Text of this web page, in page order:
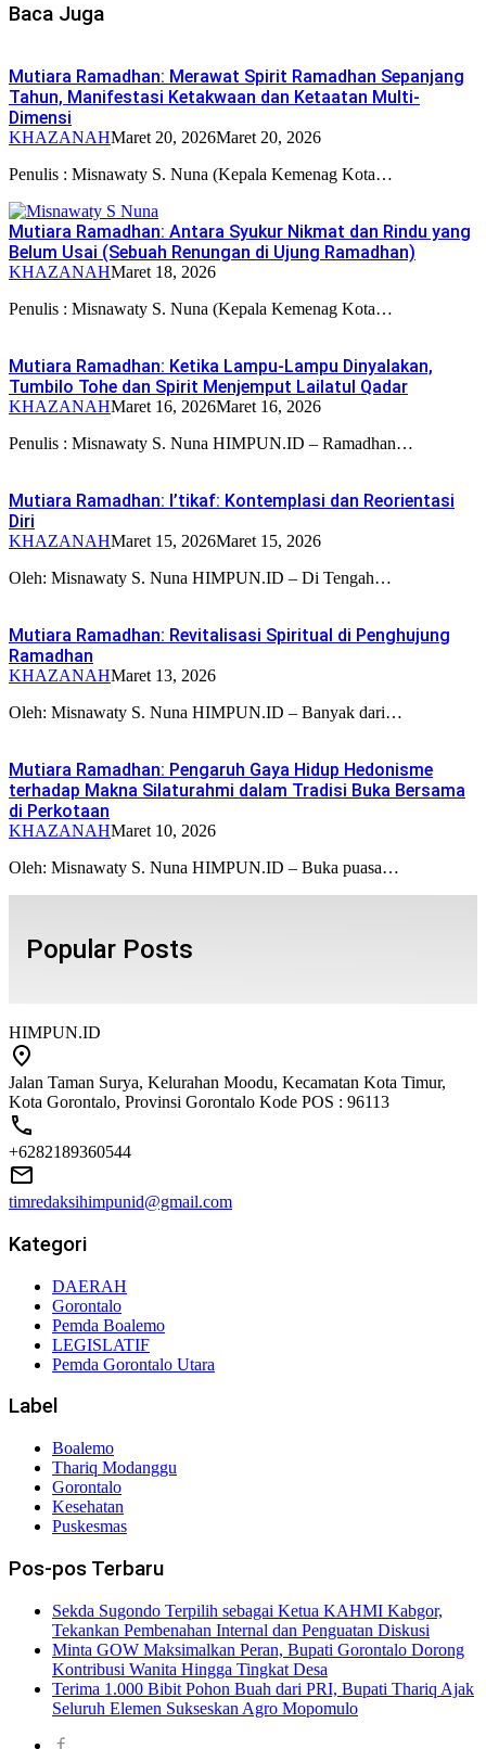
Baca Juga
Mutiara Ramadhan: Merawat Spirit Ramadhan Sepanjang
Tahun, Manifestasi Ketakwaan dan Ketaatan Multi-
Dimensi
KHAZANAHMaret 20, 2026Maret 20, 2026
Penulis : Misnawaty S. Nuna (Kepala Kemenag Kota…
Mutiara Ramadhan: Antara Syukur Nikmat dan Rindu yang
Belum Usai (Sebuah Renungan di Ujung Ramadhan)
KHAZANAHMaret 18, 2026
Penulis : Misnawaty S. Nuna (Kepala Kemenag Kota…
Mutiara Ramadhan: Ketika Lampu-Lampu Dinyalakan,
Tumbilo Tohe dan Spirit Menjemput Lailatul Qadar
KHAZANAHMaret 16, 2026Maret 16, 2026
Penulis : Misnawaty S. Nuna HIMPUN.ID – Ramadhan…
Mutiara Ramadhan: I’tikaf: Kontemplasi dan Reorientasi
Diri
KHAZANAHMaret 15, 2026Maret 15, 2026
Oleh: Misnawaty S. Nuna HIMPUN.ID – Di Tengah…
Mutiara Ramadhan: Revitalisasi Spiritual di Penghujung
Ramadhan
KHAZANAHMaret 13, 2026
Oleh: Misnawaty S. Nuna HIMPUN.ID – Banyak dari…
Mutiara Ramadhan: Pengaruh Gaya Hidup Hedonisme
terhadap Makna Silaturahmi dalam Tradisi Buka Bersama
di Perkotaan
KHAZANAHMaret 10, 2026
Oleh: Misnawaty S. Nuna HIMPUN.ID – Buka puasa…
Popular Posts
HIMPUN.ID
Jalan Taman Surya, Kelurahan Moodu, Kecamatan Kota Timur,
Kota Gorontalo, Provinsi Gorontalo Kode POS : 96113
+6282189360544
timredaksihimpunid@gmail.com
Kategori
DAERAH
Gorontalo
Pemda Boalemo
LEGISLATIF
Pemda Gorontalo Utara
Label
Boalemo
Thariq Modanggu
Gorontalo
Kesehatan
Puskesmas
Pos-pos Terbaru
Sekda Sugondo Terpilih sebagai Ketua KAHMI Kabgor,
Tekankan Pembenahan Internal dan Penguatan Diskusi
Minta GOW Maksimalkan Peran, Bupati Gorontalo Dorong
Kontribusi Wanita Hingga Tingkat Desa
Terima 1.000 Bibit Pohon Buah dari PRI, Bupati Thariq Ajak
Seluruh Elemen Sukseskan Agro Mopomulo